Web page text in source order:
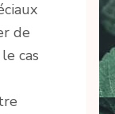
de
cas